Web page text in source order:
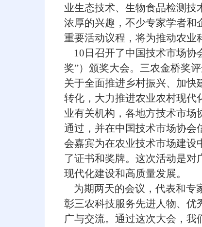
业生态技术、生物食品检测技
浓厚的兴趣，不少专家学者和
重要活动议程，将为推动农业
10 日召开了中国技术市场
奖”）颁奖大会。三农金桥奖
关于全面推进乡村振兴、加快
转化，大力推进农业农村现代
业有关机构，各地方技术市场
通过，并在中国技术市场协会
会嘉宾为在农业技术市场建设
了证书和奖牌。这次活动是对
现代化建设和高质量发展。
为期两天的会议，代表和专
彰三农科技服务先进人物、优
广与交流。通过这次大会，